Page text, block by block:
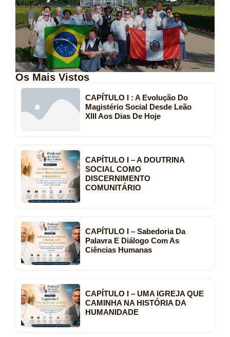
Os Mais Vistos
CAPÍTULO I : A Evolução Do
Magistério Social Desde Leão
XIII Aos Dias De Hoje
CAPÍTULO I – A DOUTRINA
SOCIAL COMO
DISCERNIMENTO
COMUNITÁRIO
CAPÍTULO I – Sabedoria Da
Palavra E Diálogo Com As
Ciências Humanas
CAPÍTULO I – UMA IGREJA QUE
CAMINHA NA HISTÓRIA DA
HUMANIDADE